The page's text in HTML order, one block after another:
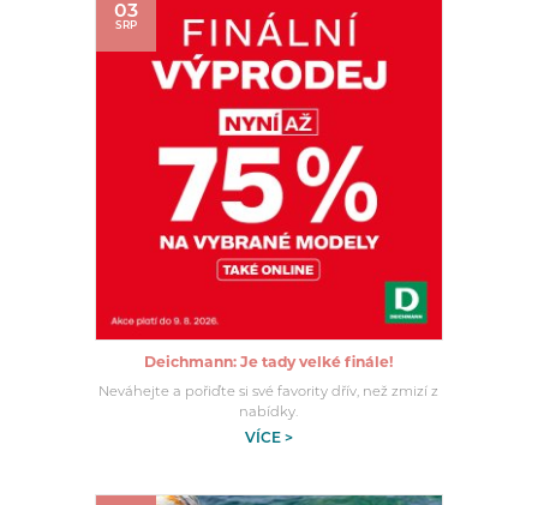
03
SRP
Deichmann: Je tady velké finále!
Neváhejte a pořiďte si své favority dřív, než zmizí z
nabídky.
VÍCE >